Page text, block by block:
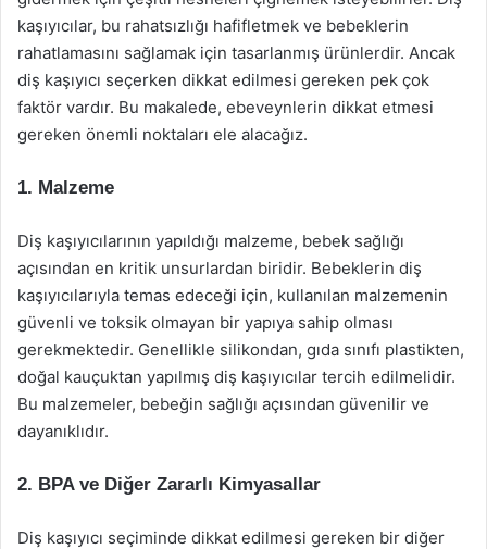
kaşıyıcılar, bu rahatsızlığı hafifletmek ve bebeklerin
rahatlamasını sağlamak için tasarlanmış ürünlerdir. Ancak
diş kaşıyıcı seçerken dikkat edilmesi gereken pek çok
faktör vardır. Bu makalede, ebeveynlerin dikkat etmesi
gereken önemli noktaları ele alacağız.
1. Malzeme
Diş kaşıyıcılarının yapıldığı malzeme, bebek sağlığı
açısından en kritik unsurlardan biridir. Bebeklerin diş
kaşıyıcılarıyla temas edeceği için, kullanılan malzemenin
güvenli ve toksik olmayan bir yapıya sahip olması
gerekmektedir. Genellikle silikondan, gıda sınıfı plastikten,
doğal kauçuktan yapılmış diş kaşıyıcılar tercih edilmelidir.
Bu malzemeler, bebeğin sağlığı açısından güvenilir ve
dayanıklıdır.
2. BPA ve Diğer Zararlı Kimyasallar
Diş kaşıyıcı seçiminde dikkat edilmesi gereken bir diğer